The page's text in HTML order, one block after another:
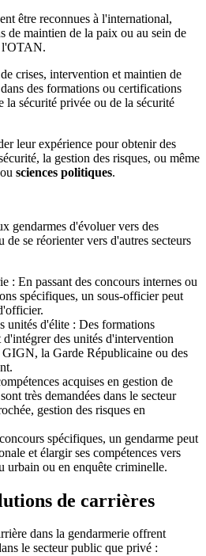
être reconnues à l'international,
de maintien de la paix ou au sein de
l'OTAN.
crises, intervention et maintien de
des formations ou certifications
la sécurité privée ou de la sécurité
leur expérience pour obtenir des
la gestion des risques, ou même
ou sciences politiques.
gendarmes d'évoluer vers des
de se réorienter vers d'autres secteurs
: En passant des concours internes ou
spécifiques, un sous-officier peut
unités d'élite : Des formations
d'intégrer des unités d'intervention
GIGN, la Garde Républicaine ou des
acquises en gestion de
très demandées dans le secteur
gestion des risques en
spécifiques, un gendarme peut
et élargir ses compétences vers
urbain ou en enquête criminelle.
de carrières
dans la gendarmerie offrent
le secteur public que privé :